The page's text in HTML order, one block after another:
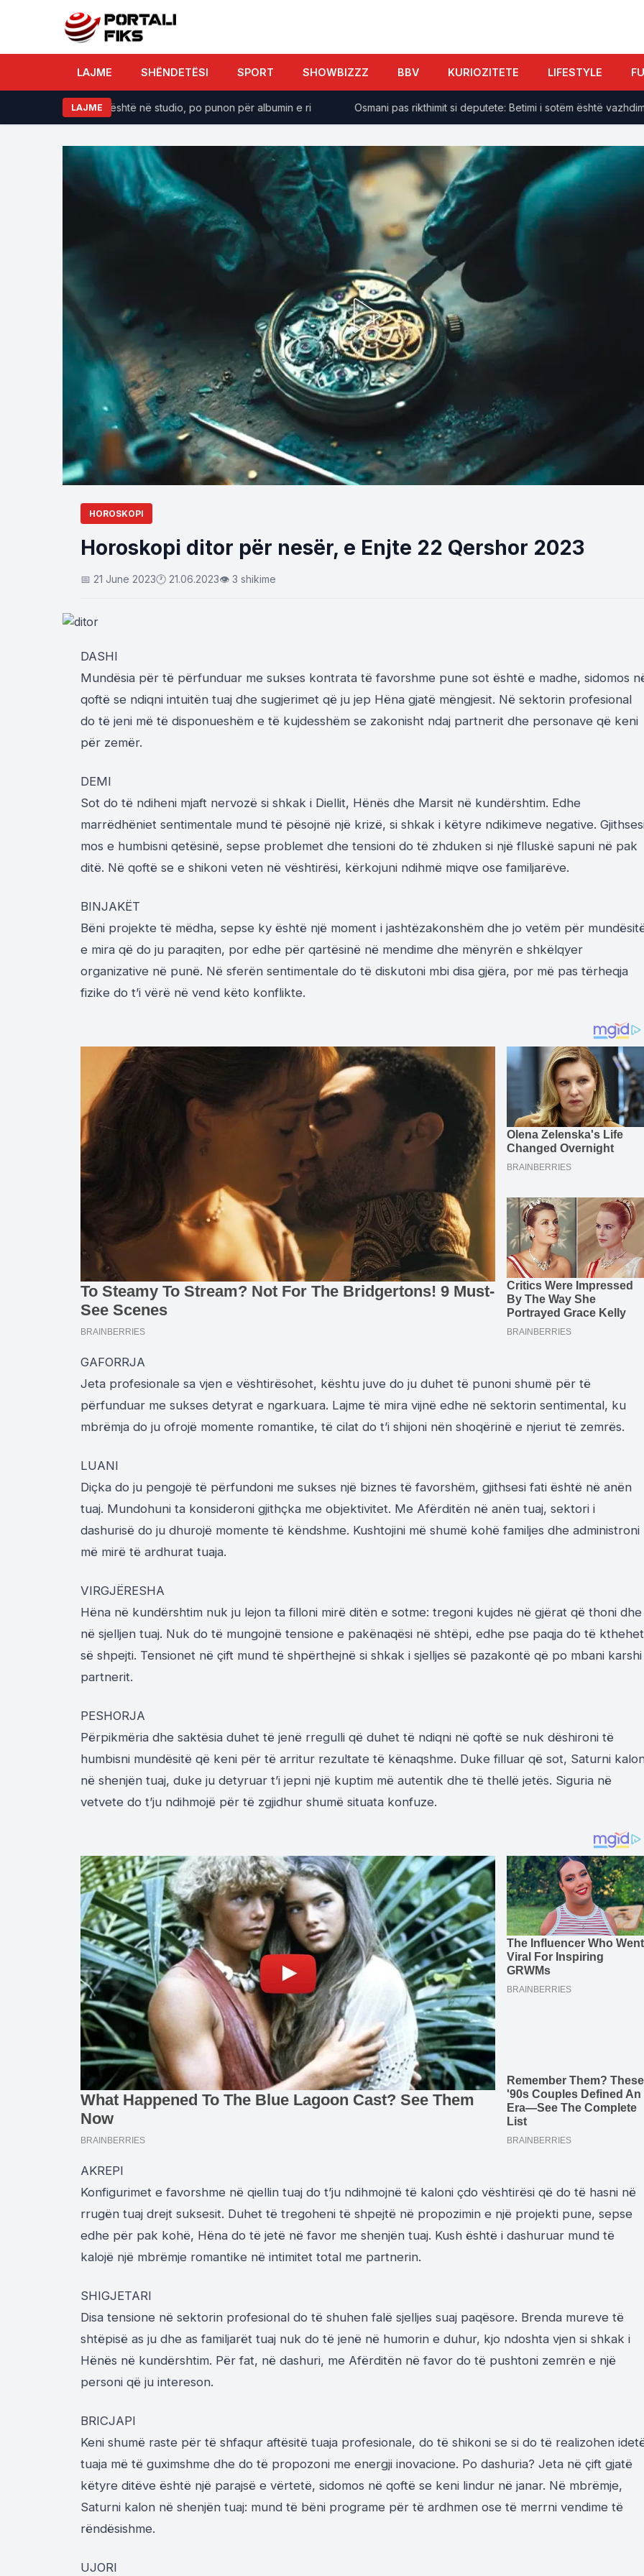
LAJME SHËNDETËSI SPORT SHOWBIZZZ BBV KURIOZITETE LIFESTYLE
LAJME
Rihanna është në studio, po punon për albumin e ri Osmani pas rikthimit si deputete: Betimi i sotëm është vazhdim i
HOROSKOPI
Horoskopi ditor për nesër, e Enjte 22 Qershor 2023
📅 21 June 2023🕐 21.06.2023👁 3 shikime
DASHI
Mundësia për të përfunduar me sukses kontrata të favorshme pune sot është e madhe, sidomos
qoftë se ndiqni intuitën tuaj dhe sugjerimet që ju jep Hëna gjatë mëngjesit. Në sektorin profesional
do të jeni më të disponueshëm e të kujdesshëm se zakonisht ndaj partnerit dhe personave që keni
për zemër.
DEMI
Sot do të ndiheni mjaft nervozë si shkak i Diellit, Hënës dhe Marsit në kundërshtim. Edhe
marrëdhëniet sentimentale mund të pësojnë një krizë, si shkak i këtyre ndikimeve negative.
mos e humbisni qetësinë, sepse problemet dhe tensioni do të zhduken si një flluskë sapuni në pak
ditë. Në qoftë se e shikoni veten në vështirësi, kërkojuni ndihmë miqve ose familjarëve.
BINJAKËT
Bëni projekte të mëdha, sepse ky është një moment i jashtëzakonshëm dhe jo vetëm për
e mira që do ju paraqiten, por edhe për qartësinë në mendime dhe mënyrën e shkëlqyer
organizative në punë. Në sferën sentimentale do të diskutoni mbi disa gjëra, por më pas tërheqja
fizike do t’i vërë në vend këto konflikte.
GAFORRJA
Jeta profesionale sa vjen e vështirësohet, kështu juve do ju duhet të punoni shumë për të
përfunduar me sukses detyrat e ngarkuara. Lajme të mira vijnë edhe në sektorin sentimental, ku
mbrëmja do ju ofrojë momente romantike, të cilat do t’i shijoni nën shoqërinë e njeriut të zemrës.
LUANI
Diçka do ju pengojë të përfundoni me sukses një biznes të favorshëm, gjithsesi fati është në anën
tuaj. Mundohuni ta konsideroni gjithçka me objektivitet. Me Afërditën në anën tuaj, sektori i
dashurisë do ju dhurojë momente të këndshme. Kushtojini më shumë kohë familjes dhe administroni
më mirë të ardhurat tuaja.
VIRGJËRESHA
Hëna në kundërshtim nuk ju lejon ta filloni mirë ditën e sotme: tregoni kujdes në gjërat që thoni dhe
në sjelljen tuaj. Nuk do të mungojnë tensione e pakënaqësi në shtëpi, edhe pse paqja do të kthehet
së shpejti. Tensionet në çift mund të shpërthejnë si shkak i sjelljes së pazakontë që po mbani karshi
partnerit.
PESHORJA
Përpikmëria dhe saktësia duhet të jenë rregulli që duhet të ndiqni në qoftë se nuk dëshironi të
humbisni mundësitë që keni për të arritur rezultate të kënaqshme. Duke filluar që sot, Saturni
në shenjën tuaj, duke ju detyruar t’i jepni një kuptim më autentik dhe të thellë jetës. Siguria në
vetvete do t’ju ndihmojë për të zgjidhur shumë situata konfuze.
AKREPI
Konfigurimet e favorshme në qiellin tuaj do t’ju ndihmojnë të kaloni çdo vështirësi që do të hasni në
rrugën tuaj drejt suksesit. Duhet të tregoheni të shpejtë në propozimin e një projekti pune, sepse
edhe për pak kohë, Hëna do të jetë në favor me shenjën tuaj. Kush është i dashuruar mund të
kalojë një mbrëmje romantike në intimitet total me partnerin.
SHIGJETARI
Disa tensione në sektorin profesional do të shuhen falë sjelljes suaj paqësore. Brenda mureve të
shtëpisë as ju dhe as familjarët tuaj nuk do të jenë në humorin e duhur, kjo ndoshta vjen si shkak i
Hënës në kundërshtim. Për fat, në dashuri, me Afërditën në favor do të pushtoni zemrën e një
personi që ju intereson.
BRICJAPI
Keni shumë raste për të shfaqur aftësitë tuaja profesionale, do të shikoni se si do të realizohen
tuaja më të guximshme dhe do të propozoni me energji inovacione. Po dashuria? Jeta në çift gjatë
këtyre ditëve është një parajsë e vërtetë, sidomos në qoftë se keni lindur në janar. Në mbrëmje,
Saturni kalon në shenjën tuaj: mund të bëni programe për të ardhmen ose të merrni vendime të
rëndësishme.
UJORI